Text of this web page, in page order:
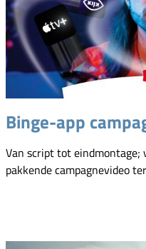
Binge-app
Van script tot eindmontage;
pakkende campagnevideo